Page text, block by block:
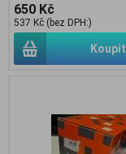
650 Kč
537 Kč (bez DPH:)
Koupit